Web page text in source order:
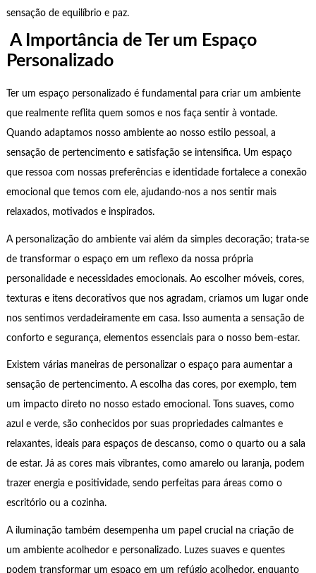
sensação de equilíbrio e paz.
A Importância de Ter um Espaço
Personalizado
Ter um espaço personalizado é fundamental para criar um ambiente
que realmente reflita quem somos e nos faça sentir à vontade.
Quando adaptamos nosso ambiente ao nosso estilo pessoal, a
sensação de pertencimento e satisfação se intensifica. Um espaço
que ressoa com nossas preferências e identidade fortalece a conexão
emocional que temos com ele, ajudando-nos a nos sentir mais
relaxados, motivados e inspirados.
A personalização do ambiente vai além da simples decoração; trata-se
de transformar o espaço em um reflexo da nossa própria
personalidade e necessidades emocionais. Ao escolher móveis, cores,
texturas e itens decorativos que nos agradam, criamos um lugar onde
nos sentimos verdadeiramente em casa. Isso aumenta a sensação de
conforto e segurança, elementos essenciais para o nosso bem-estar.
Existem várias maneiras de personalizar o espaço para aumentar a
sensação de pertencimento. A escolha das cores, por exemplo, tem
um impacto direto no nosso estado emocional. Tons suaves, como
azul e verde, são conhecidos por suas propriedades calmantes e
relaxantes, ideais para espaços de descanso, como o quarto ou a sala
de estar. Já as cores mais vibrantes, como amarelo ou laranja, podem
trazer energia e positividade, sendo perfeitas para áreas como o
escritório ou a cozinha.
A iluminação também desempenha um papel crucial na criação de
um ambiente acolhedor e personalizado. Luzes suaves e quentes
podem transformar um espaço em um refúgio acolhedor, enquanto